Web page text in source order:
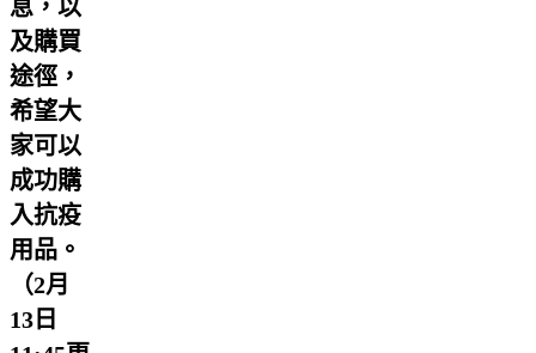
息，以
及購買
途徑，
希望大
家可以
成功購
入抗疫
用品。
（2月
13日